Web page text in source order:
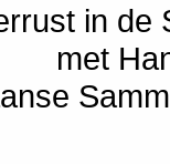
in
met